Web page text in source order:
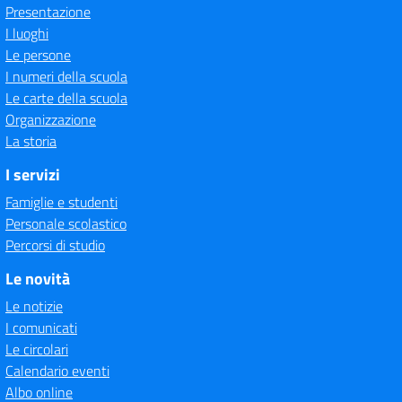
Presentazione
I luoghi
Le persone
I numeri della scuola
Le carte della scuola
Organizzazione
La storia
I servizi
Famiglie e studenti
Personale scolastico
Percorsi di studio
Le novità
Le notizie
I comunicati
Le circolari
Calendario eventi
Albo online